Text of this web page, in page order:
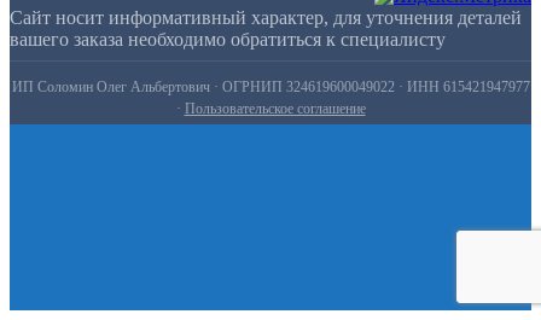
Сайт носит информативный характер, для уточнения деталей
вашего заказа необходимо обратиться к специалисту
ИП Соломин Олег Альбертович · ОГРНИП 324619600049022 · ИНН 615421947977
· Пользовательское соглашение